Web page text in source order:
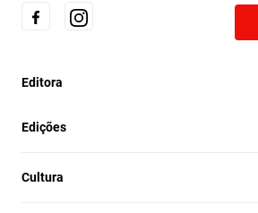
Editora
Edições
Cultura